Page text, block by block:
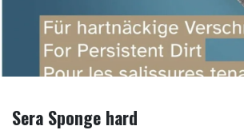
Sera Sponge hard